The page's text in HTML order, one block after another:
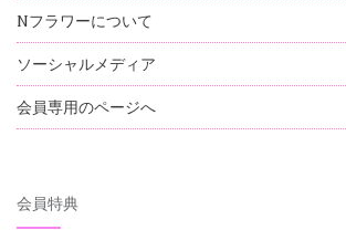
Nフラワーについて
ソーシャルメディア
会員専用のページへ
会員特典